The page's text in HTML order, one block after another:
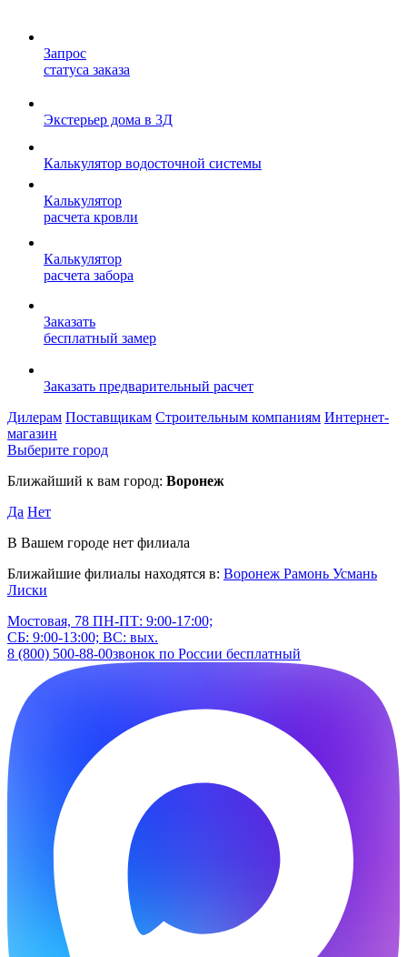
Запрос
статуса заказа
Экстерьер дома в 3Д
Калькулятор водосточной системы
Калькулятор
расчета кровли
Калькулятор
расчета забора
Заказать
бесплатный замер
Заказать предварительный расчет
Дилерам Поставщикам Строительным компаниям Интернет-
магазин
Выберите город
Ближайший к вам город: Воронеж
Да Нет
В Вашем городе нет филиала
Ближайшие филиалы находятся в: Воронеж Рамонь Усмань
Лиски
Мостовая, 78 ПН-ПТ: 9:00-17:00;
СБ: 9:00-13:00; ВС: вых.
8 (800) 500-88-00звонок по России бесплатный